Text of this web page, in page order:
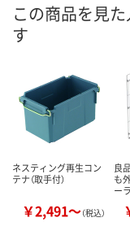
お申込番
号
4393434
お届け日 8月12日（水）
数量
この商品を見
す
ネスティング再生コン
テナ（取手付）
￥2,491～（税込）
良
も
ー